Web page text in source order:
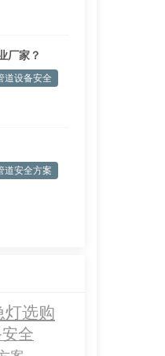
厂家？
道设备安全
道安全方案
灯选购
全